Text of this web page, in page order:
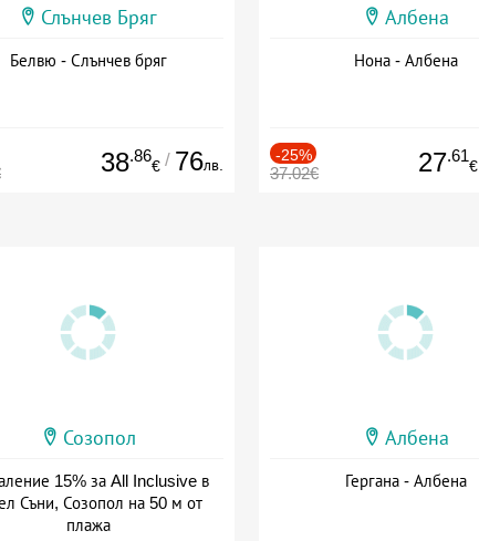
Слънчев Бряг
Белвю - Слънчев бряг
38.86
€ / 76лв.
Албена
Нона - Албена
-25%
37.02€ 27.61
€
Созопол
15% за All Inclusive в
Съни, Созопол на 50 м от
плажа
Албена
Гергана - Албена